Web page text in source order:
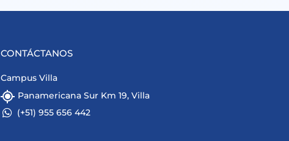
CONTÁCTANOS
Campus Villa
Panamericana Sur Km 19, Villa
(+51) 955 656 442